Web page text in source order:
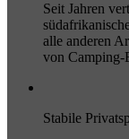
Seit Jahren
alle anderen
von Camping-
Stabile